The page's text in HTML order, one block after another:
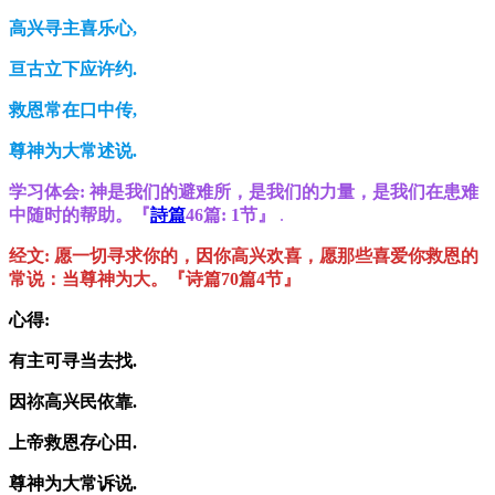
高兴寻主喜乐心,
亘古立下应许约.
救恩常在口中传,
尊神为大常述说.
学习体会: 神是我们的避难所，是我们的力量，是我们在患难
中随时的帮助。『詩篇46篇: 1节 』 .
经文: 愿一切寻求你的，因你高兴欢喜，愿那些喜爱你救恩的
常说：当尊神为大。『诗篇70篇4节』
心得:
有主可寻当去找.
因祢高兴民依靠.
上帝救恩存心田.
尊神为大常诉说.